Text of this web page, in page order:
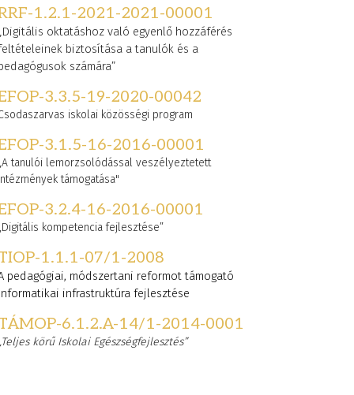
1.2.1-2021-2021-00001
„Digitális oktatáshoz való egyenlő hozzáférés
biztosítása a tanulók és a
számára”
3.3.5-19-2020-00042
iskolai közösségi program
3.1.5-16-2016-00001
tanulói lemorzsolódással veszélyeztetett
támogatása"
3.2.4-16-2016-00001
kompetencia fejlesztése”
1.1.1-07/1-2008
pedagógiai, módszertani reformot támogató
infrastruktúra fejlesztése
6.1.2.A-14/1-2014-0001
körű Iskolai Egészségfejlesztés”